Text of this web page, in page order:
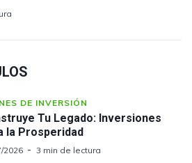
DE INVERSIÓN
Tu Legado: Inversiones
la Prosperidad
2026 3 min de lectura